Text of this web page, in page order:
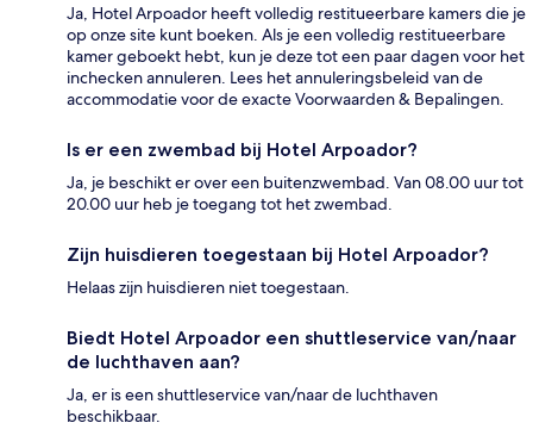
Ja, Hotel Arpoador heeft volledig restitueerbare kamers die je
op onze site kunt boeken. Als je een volledig restitueerbare
kamer geboekt hebt, kun je deze tot een paar dagen voor het
inchecken annuleren. Lees het annuleringsbeleid van de
accommodatie voor de exacte Voorwaarden & Bepalingen.
Is er een zwembad bij Hotel Arpoador?
Ja, je beschikt er over een buitenzwembad. Van 08.00 uur tot
20.00 uur heb je toegang tot het zwembad.
Zijn huisdieren toegestaan bij Hotel Arpoador?
Helaas zijn huisdieren niet toegestaan.
Biedt Hotel Arpoador een shuttleservice van/naar
de luchthaven aan?
Ja, er is een shuttleservice van/naar de luchthaven
beschikbaar.